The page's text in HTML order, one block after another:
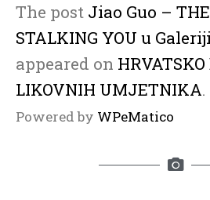
The post Jiao Guo –
STALKING YOU u
appeared on
LIKOVNIH UMJETNIKA.
Powered by WPeMatico